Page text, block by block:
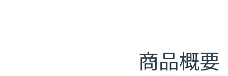
商品概要